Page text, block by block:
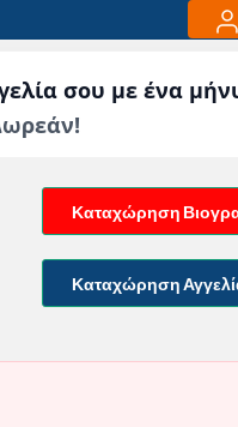
σου με ένα
Καταχώρηση
Καταχώρηση